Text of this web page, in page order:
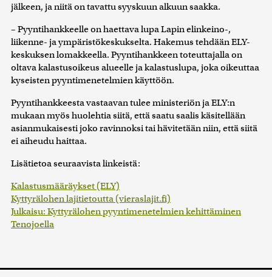
jälkeen, ja niitä on tavattu syyskuun alkuun saakka.
– Pyyntihankkeelle on haettava lupa Lapin elinkeino-,
liikenne- ja ympäristökeskukselta. Hakemus tehdään ELY-
keskuksen lomakkeella. Pyyntihankkeen toteuttajalla on
oltava kalastusoikeus alueelle ja kalastuslupa, joka oikeuttaa
kyseisten pyyntimenetelmien käyttöön.
Pyyntihankkeesta vastaavan tulee ministeriön ja ELY:n
mukaan myös huolehtia siitä, että saatu saalis käsitellään
asianmukaisesti joko ravinnoksi tai hävitetään niin, että siitä
ei aiheudu haittaa.
Lisätietoa seuraavista linkeistä:
Kalastusmääräykset (ELY)
Kyttyrälohen lajitietoutta (vieraslajit.fi)
Julkaisu: Kyttyrälohen pyyntimenetelmien kehittäminen
Tenojoella